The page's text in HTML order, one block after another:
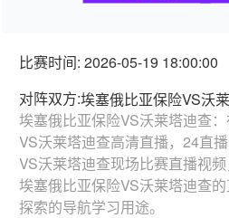
比赛时间: 2026-05-19 18:00:00
对阵双方:埃塞俄比亚保险VS沃
埃塞俄比亚保险VS沃莱塔迪查
VS沃莱塔迪查高清直播，24直
VS沃莱塔迪查现场比赛直播视
埃塞俄比亚保险VS沃莱塔迪查
探索的导航学习用途。